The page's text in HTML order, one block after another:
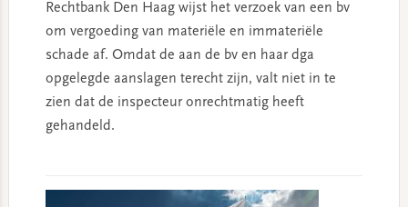
Rechtbank Den Haag wijst het verzoek van een bv
om vergoeding van materiële en immateriële
schade af. Omdat de aan de bv en haar dga
opgelegde aanslagen terecht zijn, valt niet in te
zien dat de inspecteur onrechtmatig heeft
gehandeld.